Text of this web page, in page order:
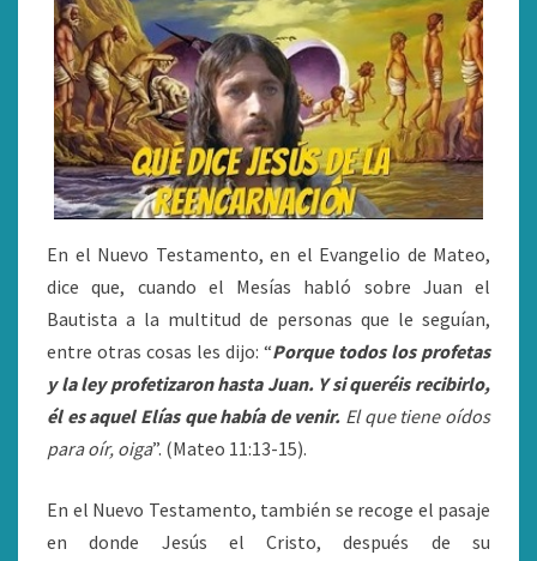
En el Nuevo Testamento, en el Evangelio de Mateo,
dice que, cuando el Mesías habló sobre Juan el
Bautista a la multitud de personas que le seguían,
entre otras cosas les dijo: “Porque todos los profetas
y la ley profetizaron hasta Juan. Y si queréis recibirlo,
él es aquel Elías que había de venir. El que tiene oídos
para oír, oiga”. (Mateo 11:13-15).
En el Nuevo Testamento, también se recoge el pasaje
en donde Jesús el Cristo, después de su